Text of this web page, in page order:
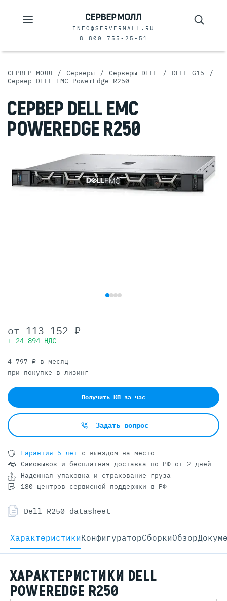
INFO@SERVERMALL.RU
8 800 755-25-51
СЕРВЕР МОЛЛ / Серверы / Серверы DELL / DELL G15 /
Сервер DELL EMC PowerEdge R250
СЕРВЕР DELL EMC
POWEREDGE R250
от 113 152 ₽
+ 24 894 НДС
4 797 ₽ в месяц
при покупке в лизинг
Получить КП за час
Задать вопрос
Гарантия 5 лет с выездом на место
Самовывоз и бесплатная доставка по РФ от 2 дней
Надежная упаковка и страхование груза
180 центров сервисной поддержки в РФ
Dell R250 datasheet
ХарактеристикиКонфигураторCборкиОбзор
ХАРАКТЕРИСТИКИ DELL
POWEREDGE R250